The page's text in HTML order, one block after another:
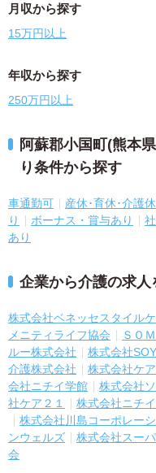
月収から探す
15万円以上
年収から探す
250万円以上
阿蘇郡小国町(熊本
り条件から探す
車通勤可 産休･育休･介護
り
ボーナス・賞与あり
あり
企業から介護の求人
株式会社ベネッセスタイル
メニティライフ協会
ＳＯ
ルー株式会社
株式会社
介護株式会社
株式会社ケ
会社ニチイ学館
株式会社
社ケア２１
株式会社ニチ
株式会社川島コーポレー
ンウェルズ
株式会社スー
会